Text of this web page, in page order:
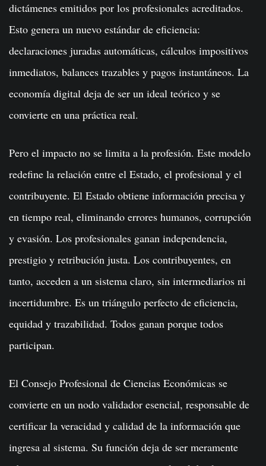
dictámenes emitidos por los profesionales acreditados.
Esto genera un nuevo estándar de eficiencia:
declaraciones juradas automáticas, cálculos impositivos
inmediatos, balances trazables y pagos instantáneos. La
economía digital deja de ser un ideal teórico y se
convierte en una práctica real.
Pero el impacto no se limita a la profesión. Este modelo
redefine la relación entre el Estado, el profesional y el
contribuyente. El Estado obtiene información precisa y
en tiempo real, eliminando errores humanos, corrupción
y evasión. Los profesionales ganan independencia,
prestigio y retribución justa. Los contribuyentes, en
tanto, acceden a un sistema claro, sin intermediarios ni
incertidumbre. Es un triángulo perfecto de eficiencia,
equidad y trazabilidad. Todos ganan porque todos
participan.
El Consejo Profesional de Ciencias Económicas se
convierte en un nodo validador esencial, responsable de
certificar la veracidad y calidad de la información que
ingresa al sistema. Su función deja de ser meramente